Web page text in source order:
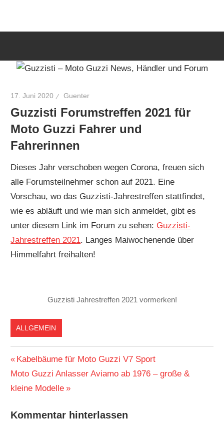
Guzzi
Händler
und
Forum
17. Juni 2020 Guenter
Guzzisti Forumstreffen 2021 für
Moto Guzzi Fahrer und
Fahrerinnen
Dieses Jahr verschoben wegen Corona, freuen sich
alle Forumsteilnehmer schon auf 2021. Eine
Vorschau, wo das Guzzisti-Jahrestreffen stattfindet,
wie es abläuft und wie man sich anmeldet, gibt es
unter diesem Link im Forum zu sehen: Guzzisti-
Jahrestreffen 2021. Langes Maiwochenende über
Himmelfahrt freihalten!
Guzzisti Jahrestreffen 2021 vormerken!
ALLGEMEIN
Beitragsnavigation
Vorheriger
Beitrag:
Kabelbäume für Moto Guzzi V7 Sport
Nächster
Beitrag:
Moto Guzzi Anlasser Aviamo ab 1976 – große &
kleine Modelle
Kommentar hinterlassen